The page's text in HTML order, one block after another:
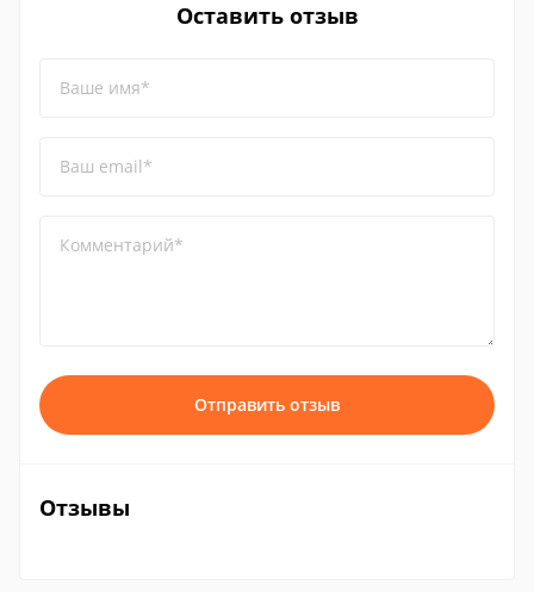
Оставить отзыв
Ваше имя*
Ваш email*
Комментарий*
Отправить отзыв
Отзывы